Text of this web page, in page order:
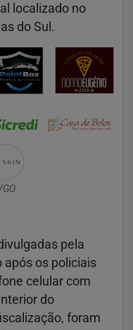
localizado no
do Sul.
pela
após os policiais
celular com
do
foram